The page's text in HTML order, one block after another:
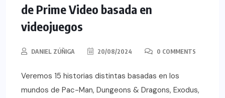
de Prime Video basada en
videojuegos
DANIEL ZÚÑIGA 20/08/2024 0 COMMENTS
Veremos 15 historias distintas basadas en los
mundos de Pac-Man, Dungeons & Dragons, Exodus,